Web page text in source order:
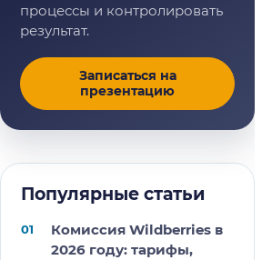
Популярные статьи
Комиссия Wildberries в
2026 году: тарифы,
процессы и контролировать
результат.
Записаться на
презентацию